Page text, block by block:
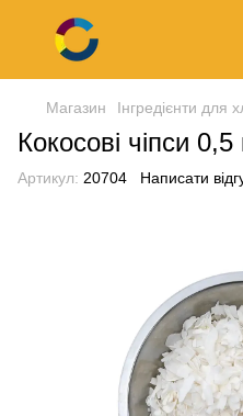
Магазин Інгредієнти для
Кокосові чіпси 0,5
Артикул: 20704 Написати